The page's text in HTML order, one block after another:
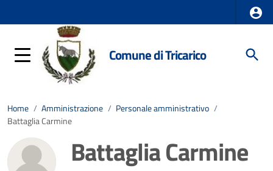
Comune di Tricarico
Home / Amministrazione / Personale amministrativo /
Battaglia Carmine
Battaglia Carmine